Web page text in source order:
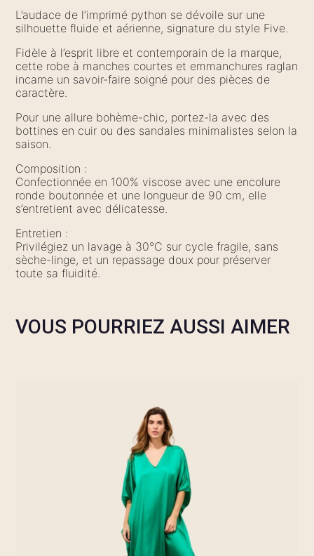
L’audace de l’imprimé python se dévoile sur une
silhouette fluide et aérienne, signature du style Five.
Fidèle à l’esprit libre et contemporain de la marque,
cette robe à manches courtes et emmanchures raglan
incarne un savoir-faire soigné pour des pièces de
caractère.
Pour une allure bohème-chic, portez-la avec des
bottines en cuir ou des sandales minimalistes selon la
saison.
Composition :
Confectionnée en 100% viscose avec une encolure
ronde boutonnée et une longueur de 90 cm, elle
s’entretient avec délicatesse.
Entretien :
Privilégiez un lavage à 30°C sur cycle fragile, sans
sèche-linge, et un repassage doux pour préserver
toute sa fluidité.
VOUS POURRIEZ AUSSI AIMER